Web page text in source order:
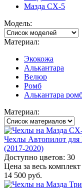
Мазда СХ-5
Модель:
Материал:
Экокожа
Алькантара
Велюр
Ромб
Алькантара
Материал:
Чехлы Автопилот
(2017-2020)
Доступно цветов: 30
Цена за весь комплект
14 500 руб.